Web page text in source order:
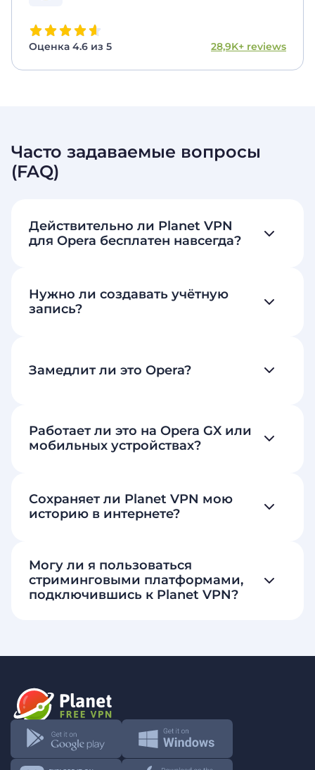
Оценка 4.6 из 5 28,9K+ reviews
Часто задаваемые вопросы
(FAQ)
Действительно ли Planet VPN
для Opera бесплатен навсегда?
Нужно ли создавать учётную
запись?
Замедлит ли это Opera?
Работает ли это на Opera GX или
мобильных устройствах?
Сохраняет ли Planet VPN мою
историю в интернете?
Могу ли я пользоваться
стриминговыми платформами,
подключившись к Planet VPN?